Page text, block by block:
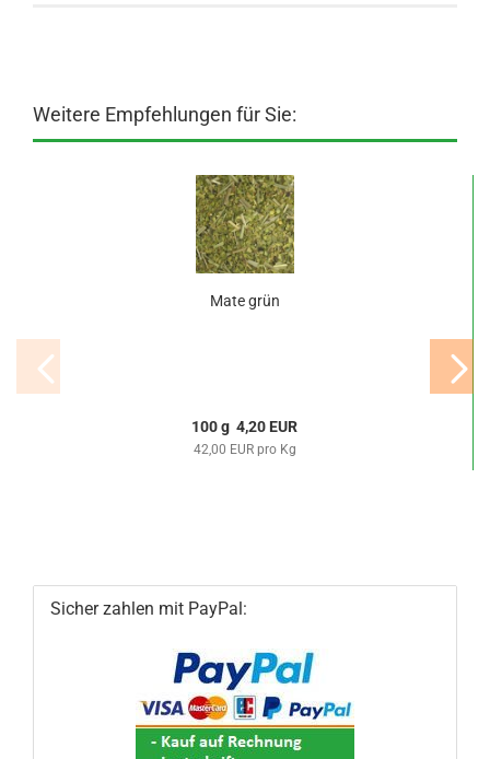
Weitere Empfehlungen für Sie:
Mate grün
100 g 4,20 EUR
42,00 EUR pro Kg
Sicher zahlen mit PayPal: